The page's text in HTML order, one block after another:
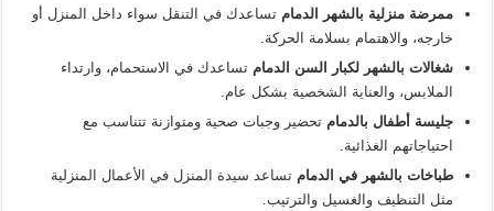
ممرضة منزلية بالشهر الدمام تساعدك في التنقل سواء داخل المنزل أو
خارجه، والاهتمام بسلامة الحركة.
شغالات بالشهر لكبار السن الدمام تساعدك في الاستحمام، وارتداء
الملابس، والعناية الشخصية بشكل عام.
جليسة أطفال بالدمام تحضير وجبات صحية ومتوازنة تتناسب مع
احتياجاتهم الغذائية.
طباخات بالشهر في الدمامتساعد سيدة المنزل في الأعمال المنزلية
مثل التنظيف والغسيل والترتيب.